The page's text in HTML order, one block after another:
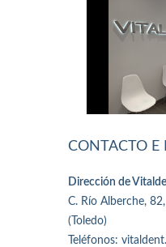
CONTACTO E
Dirección de
C. Río Alberche,
(Toledo)
Teléfonos: